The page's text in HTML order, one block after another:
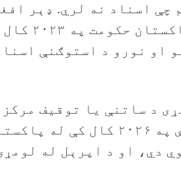
چې اسناد نه لري. ډېر
ځکه له اسنادو بې برخې دي
او نورو د استوګنې
د ساتنې یا توقیف
لېږدوي او وروسته یې باسي. یوازې په ۲۰۲۶ کال کې
دي، او د اپرېل له